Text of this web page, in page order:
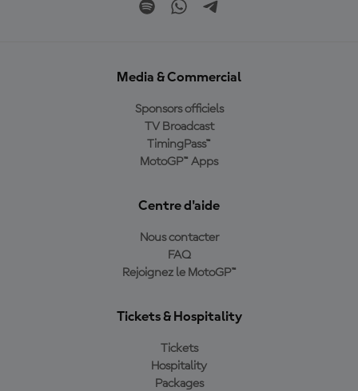
Media & Commercial
Sponsors officiels
TV Broadcast
TimingPass™
MotoGP™ Apps
Centre d'aide
Nous contacter
FAQ
Rejoignez le MotoGP™
Tickets & Hospitality
Tickets
Hospitality
Packages